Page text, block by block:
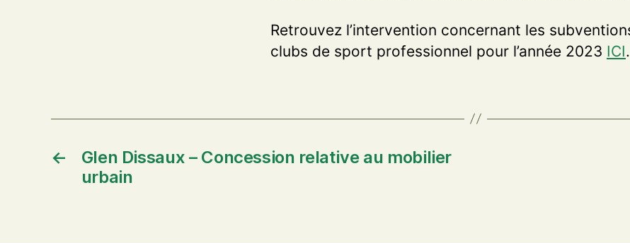
Retrouvez l’intervention concernant les
clubs de sport professionnel pour l’année 2023 ICI.
←
Glen Dissaux – Concession relative au mobilier
urbain